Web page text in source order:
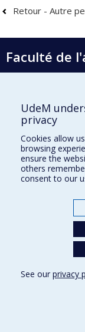
Retour - Autre
Faculté de
École d'architecture
École de design
École d'urbanisme et
Plan du site
UdeM
privacy
Cookies allow
browsing
ensure the
others
consent to our
See our privacy